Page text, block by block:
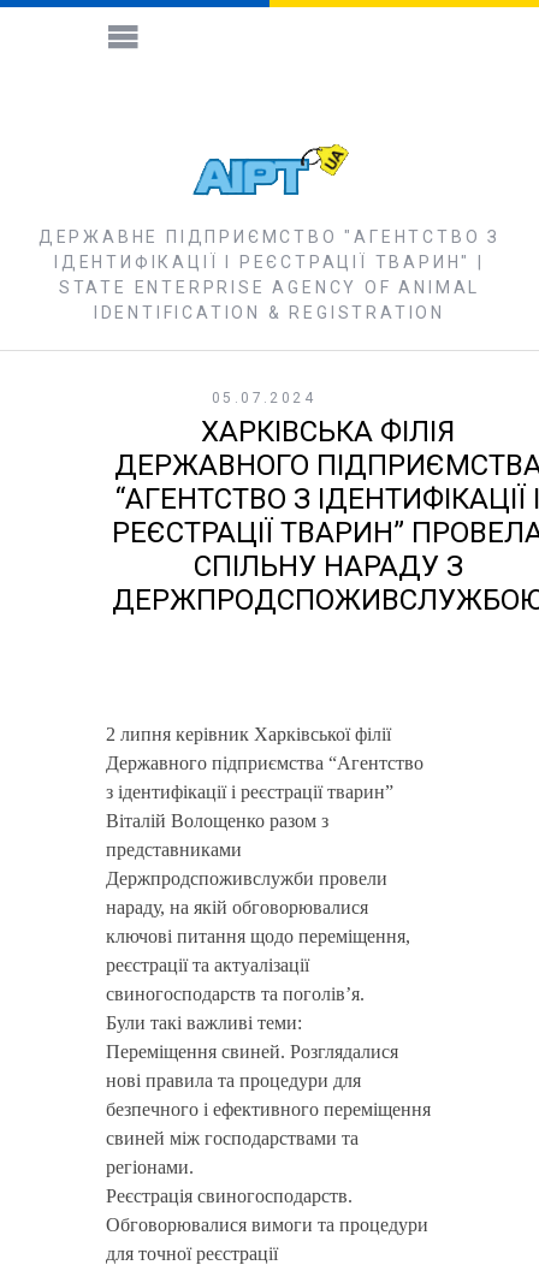
ДЕРЖАВНЕ ПІДПРИЄМСТВО "АГЕНТСТВО З
ІДЕНТИФІКАЦІЇ І РЕЄСТРАЦІЇ ТВАРИН" |
STATE ENTERPRISE AGENCY OF ANIMAL
IDENTIFICATION & REGISTRATION
05.07.2024
ХАРКІВСЬКА ФІЛІЯ
ДЕРЖАВНОГО
“АГЕНТСТВО З ІДЕНТИФІКАЦІЇ І
РЕЄСТРАЦІЇ ТВАРИН”
СПІЛЬНУ НАРАДУ З
2 липня керівник Харківської філії
Державного підприємства “Агентство
з ідентифікації і реєстрації тварин”
Віталій Волощенко разом з
представниками
Держпродспоживслужби провели
нараду, на якій обговорювалися
ключові питання щодо переміщення,
реєстрації та актуалізації
свиногосподарств та поголів’я.
Були такі важливі теми:
Переміщення свиней. Розглядалися
нові правила та процедури для
безпечного і ефективного переміщення
свиней між господарствами та
регіонами.
Реєстрація свиногосподарств.
Обговорювалися вимоги та процедури
для точної реєстрації